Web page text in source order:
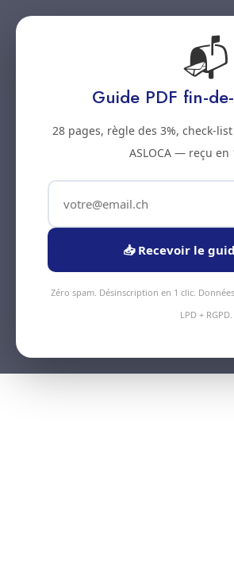
Prestations
📬
Guide PDF fin-
28 pages, règle des 3%, check-
ASLOCA — reçu en
📥 Recevoir le
Zéro spam. Désinscription en 1 clic.
LPD + RGPD.